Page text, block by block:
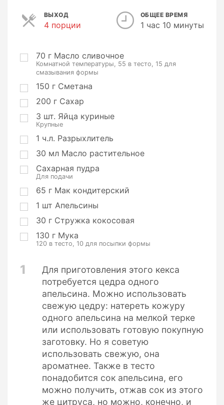
ВЫХОД
4 порции
ц
и
и
ОБЩЕЕ ВРЕМЯ
1 час 10 минуты
70 г Масло сливочное
Комнатной температуры, 55 в тесто, 15 для
смазывания формы
150 г Сметана
200 г Сахар
3 шт. Яйца куриные
Крупные
1 ч.л. Разрыхлитель
30 мл Масло растительное
Сахарная пудра
Для подачи
65 г Мак кондитерский
1 шт Апельсины
30 г Стружка кокосовая
130 г Мука
120 в тесто, 10 для посыпки формы
1
Для приготовления этого кекса
потребуется цедра одного
апельсина. Можно использовать
свежую цедру: натереть кожуру
одного апельсина на мелкой терке
или использовать готовую покупную
заготовку. Но я советую
использовать свежую, она
ароматнее. Также в тесто
понадобится сок апельсина, его
можно получить, отжав сок из этого
же цитруса, но можно, конечно, и